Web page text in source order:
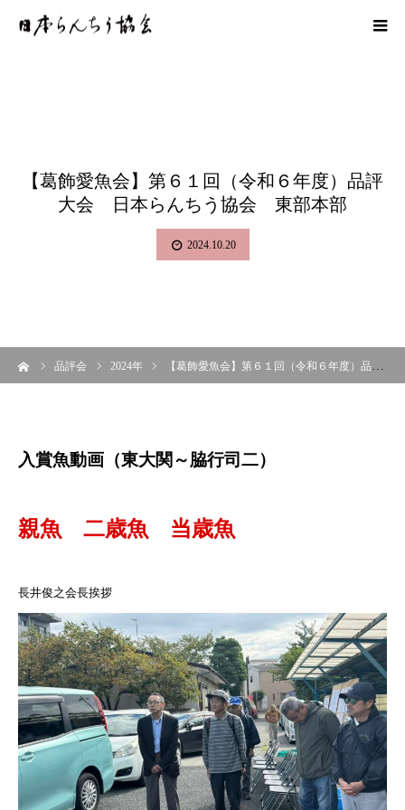
【葛飾愛魚会】第６１回（令和６年度）品評
大会 日本らんちう協会 東部本部
2024.10.20
品評会 2024年 【葛飾愛魚会】第６１回（令和６年度）品評大会 日本らんちう協会 東部本部
入賞魚動画（東大関～脇行司二）
親魚 二歳魚 当歳魚
長井俊之会長挨拶